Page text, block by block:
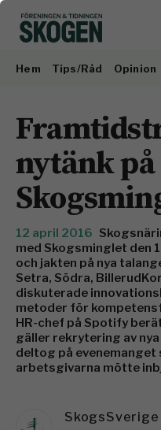
Hem Tips/Råd Opinion
nytänk på
12 april 2016
med Skogsminglet den
och jakten på nya
Setra, Södra,
diskuterade
metoder för
HR-chef på Spotify
gäller rekrytering av
deltog på
arbetsgivarna mötte
SkogsSverige